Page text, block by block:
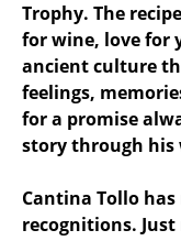
Trophy. The
for wine, love for
ancient culture
feelings,
for a promise
story through his
Cantina Tollo
recognitions.